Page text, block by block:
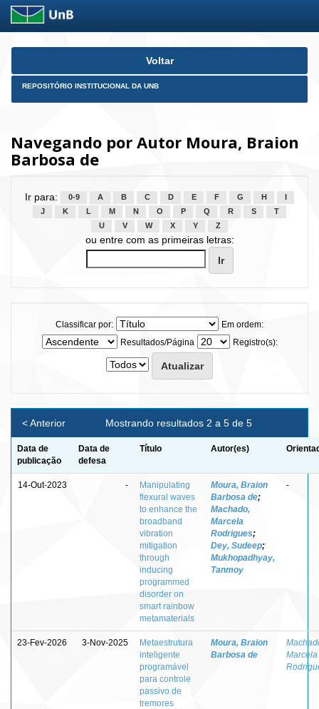
Skip
Voltar
REPOSITÓRIO INSTITUCIONAL DA UNB
Navegando por Autor Moura, Braion
Barbosa de
Ir para: 0-9 A B C D E F G H
J
K L M N O P Q R S
T
U
V W X Y Z
ou entre com as primeiras letras:
Classificar por:
Em ordem:
Resultados/Página
Registro(s):
Mostrando resultados 2 a 5 de 5
< Anterior
Data de
publicação
Data de
defesa
Título Autor(es)
14-Out-2023 -
Manipulating
flexural waves
to enhance the
broadband
vibration
mitigation
through
inducing
programmed
disorder on
smart rainbow
metamaterials
Moura, Braion
Barbosa de;
Machado,
Marcela
Rodrigues;
Dey, Sudeep;
Mukhopadhyay,
Tanmoy
-
23-Fev-2026 3-Nov-2025
Metaestrutura
inteligente
programável
para controle
passivo de
tremores
Moura, Braion
Barbosa de
Marcela